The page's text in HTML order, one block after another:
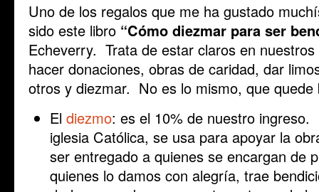
Uno de los regalos que me ha gustado
sido este libro “Cómo diezmar para ser
Echeverry. Trata de estar claros en
hacer donaciones, obras de caridad, dar
otros y diezmar. No es lo mismo, que quede
El diezmo: es el 10% de nuestro
iglesia Católica, se usa para apoyar la
ser entregado a quienes se encargan de
quienes lo damos con alegría, trae